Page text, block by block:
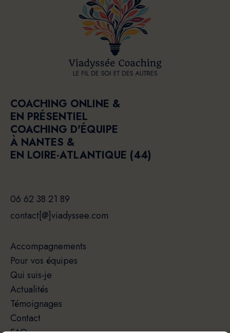
COACHING ONLINE &
EN PRÉSENTIEL
COACHING D'ÉQUIPE
À NANTES &
EN LOIRE-ATLANTIQUE (44)
06 62 38 21 89
contact[@]viadyssee.com
Accompagnements
Pour vos équipes
Qui suis-je
Actualités
Témoignages
Contact